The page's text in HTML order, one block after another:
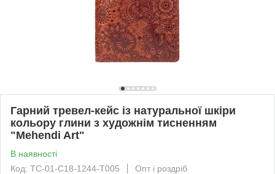
Гарний тревел-кейс із натуральної шкіри
кольору глини з художнім тисненням
"Mehendi Art"
В наявності
Код: TC-01-C18-1244-T005
Опт і роздріб